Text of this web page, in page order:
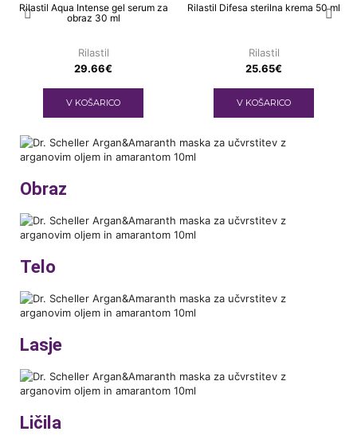
Rilastil Aqua Intense gel serum za
obraz 30 ml
Rilastil
29.66€
V KOŠARICO
Rilastil Difesa sterilna krema 50 ml
Rilastil
25.65€
V KOŠARICO
Obraz
Telo
Lasje
Ličila